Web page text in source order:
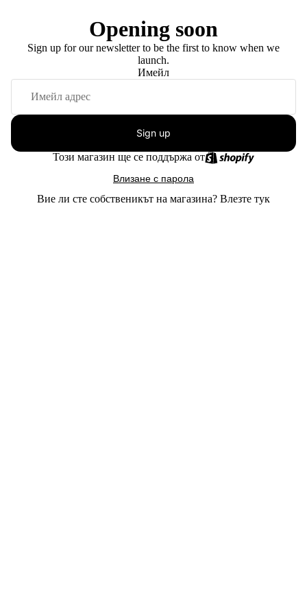
Opening soon
Sign up for our newsletter to be the first to know when we
launch.
Имейл
Sign up
Този магазин ще се поддържа от
Влизане с парола
Вие ли сте собственикът на магазина? Влезте тук